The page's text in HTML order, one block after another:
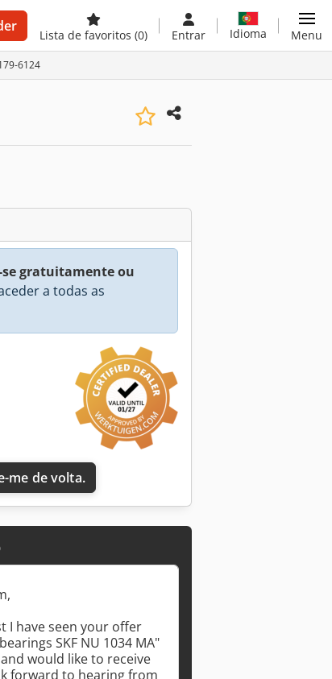
Lista de favoritos (0) Entrar Idioma Menu
6124
Solicitar mais imagens
se gratuitamente ou
a todas as
me de volta.